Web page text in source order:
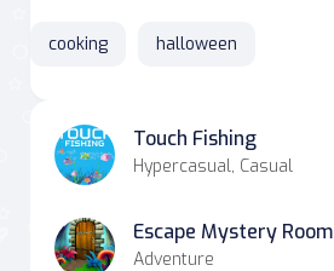
cooking halloween
Touch Fishing
Hypercasual, Casual
Escape Mystery Room
Adventure